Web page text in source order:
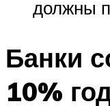
должны
Банки
10%